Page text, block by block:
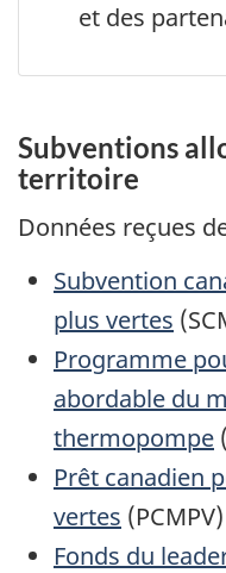
et des
Subventions
territoire
Données reçues
Subvention
plus vertes
Programme
abordable du
thermopompe
Prêt canadien
vertes (PCMPV)
Fonds du